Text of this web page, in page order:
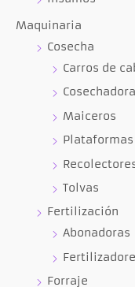
Maquinaria
Cosecha
Carros de
Maiceros
Plataformas
Tolvas
Fertilización
Abonadoras
Forraje